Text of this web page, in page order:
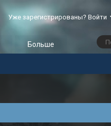
Уже зарегистрированы? Войти
Больше